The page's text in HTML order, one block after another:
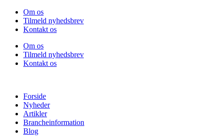
Videre
indhold
Om os
Tilmeld nyhedsbrev
Kontakt os
Om os
Tilmeld nyhedsbrev
Kontakt os
Forside
Nyheder
Artikler
Brancheinformation
Blog